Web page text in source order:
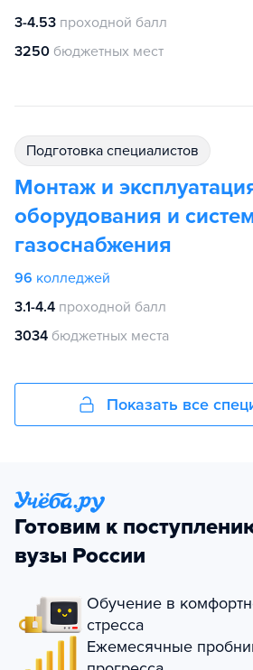
3-4.53 проходной балл
3250 бюджетных мест
подготовка специалистов
Монтаж и
оборудования и
газоснабжения
96 колледжей
3.1-4.4 проходной балл
3034 бюджетных места
Показать все
Готовим к
вузы России
Обучение в
стресса
Ежемесячные